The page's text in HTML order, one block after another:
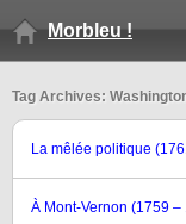
Morbleu !
Tag Archives:
La mêlée politique
À Mont-Vernon (1759 –